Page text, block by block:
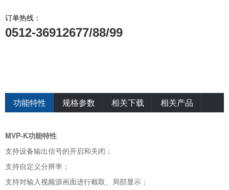
订单热线：
0512-36912677/88/99
功能特性 规格参数 相关下载 相关产品
MVP-K功能特性
支持设备输出信号的开启和关闭；
支持自定义分辨率；
支持对输入视频源画面进行截取、局部显示；